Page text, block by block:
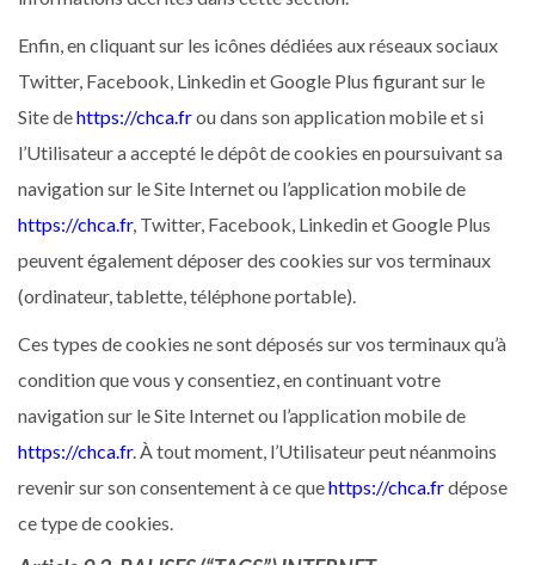
Enfin, en cliquant sur les icônes dédiées aux réseaux sociaux
Twitter, Facebook, Linkedin et Google Plus figurant sur le
Site dehttps://chca.frou dans son application mobile et si
l’Utilisateur a accepté le dépôt de cookies en poursuivant sa
navigation sur le Site Internet ou l’application mobile de
https://chca.fr, Twitter, Facebook, Linkedin et Google Plus
peuvent également déposer des cookies sur vos terminaux
(ordinateur, tablette, téléphone portable).
Ces types de cookies ne sont déposés sur vos terminaux qu’à
condition que vous y consentiez, en continuant votre
navigation sur le Site Internet ou l’application mobile de
https://chca.fr. À tout moment, l’Utilisateur peut néanmoins
revenir sur son consentement à ce quehttps://chca.frdépose
ce type de cookies.